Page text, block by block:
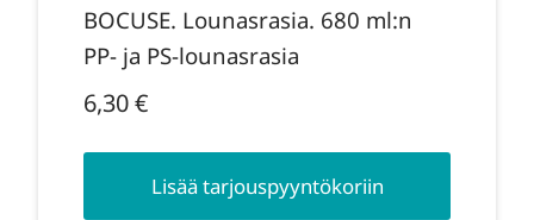
BOCUSE. Lounasrasia. 680 ml:n
PP- ja PS-lounasrasia
6,30€
Lisää tarjouspyyntökoriin